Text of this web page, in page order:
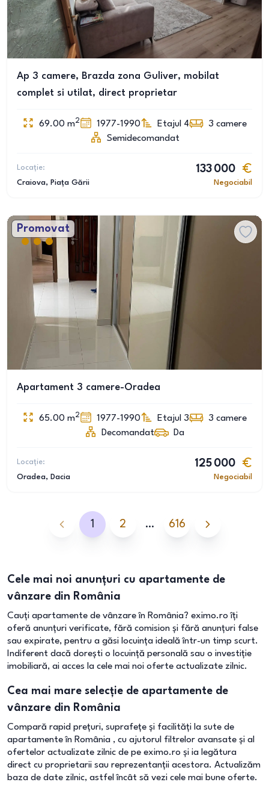
Ap 3 camere, Brazda zona Guliver, mobilat
complet si utilat, direct proprietar
69.00 m2 1977-1990 Etajul 4 3 camere
Semidecomandat
Locație:
Craiova, Piața Gării
133 000
Negociabil
Promovat
Apartament 3 camere-Oradea
65.00 m2 1977-1990 Etajul 3 3 camere
Decomandat
Da
Locație:
Oradea, Dacia
125 000
Negociabil
1 2 … 616
Cele mai noi anunțuri cu apartamente de
vânzare din România
Cauți apartamente de vânzare în România? eximo.ro îți
oferă anunțuri verificate, fără comision și fără anunțuri false
sau expirate, pentru a găsi locuința ideală într-un timp scurt.
Indiferent dacă dorești o locuință personală sau o investiție
imobiliară, ai acces la cele mai noi oferte actualizate zilnic.
Cea mai mare selecție de apartamente de
vânzare din România
Compară rapid prețuri, suprafețe și facilități la sute de
apartamente în România , cu ajutorul filtrelor avansate și al
ofertelor actualizate zilnic de pe eximo.ro și ia legătura
direct cu proprietarii sau reprezentanții acestora. Actualizăm
baza de date zilnic, astfel încât să vezi cele mai bune oferte.